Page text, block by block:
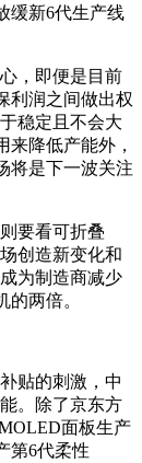
缓新6代生产线
，即便是目前
利润之间做出权
稳定且不会大
降低产能外，
将是下一波关注
要看可折叠
创造新变化和
为制造商减少
两倍。
贴的刺激，中
。除了京东方
面板生产
第6代柔性